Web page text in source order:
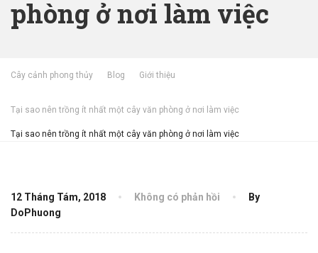
phòng ở nơi làm việc
Cây cảnh phong thủy Blog Giới thiệu
Tại sao nên trồng ít nhất một cây văn phòng ở nơi làm việc
Tại sao nên trồng ít nhất một cây văn phòng ở nơi làm việc
12 Tháng Tám, 2018 Không có phản hồi
By
DoPhuong